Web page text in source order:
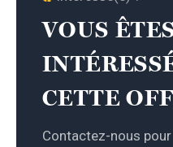
VOUS
CETTE
Contactez-nous